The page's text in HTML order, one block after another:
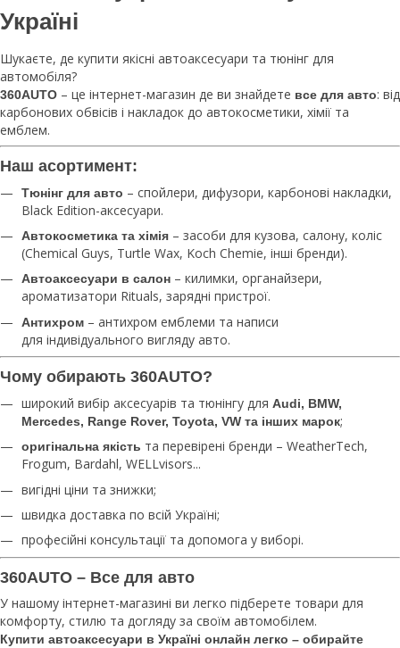
Україні
Шукаєте, де купити якісні автоаксесуари та тюнінг для
автомобіля?
360AUTO – це інтернет-магазин де ви знайдете все для авто: від
карбонових обвісів і накладок до автокосметики, хімії та
емблем.
Наш асортимент:
Тюнінг для авто – спойлери, дифузори, карбонові накладки,
Black Edition-аксесуари.
Автокосметика та хімія – засоби для кузова, салону, коліс
(Chemical Guys, Turtle Wax, Koch Chemie, інші бренди).
Автоаксесуари в салон – килимки, органайзери,
ароматизатори Rituals, зарядні пристрої.
Антихром – антихром емблеми та написи
для індивідуального вигляду авто.
Чому обирають 360AUTO?
широкий вибір аксесуарів та тюнінгу для Audi, BMW,
Mercedes, Range Rover, Toyota, VW та інших марок;
оригінальна якість та перевірені бренди – WeatherTech,
Frogum, Bardahl, WELLvisors...
вигідні ціни та знижки;
швидка доставка по всій Україні;
професійні консультації та допомога у виборі.
360AUTO – Все для авто
У нашому інтернет-магазині ви легко підберете товари для
комфорту, стилю та догляду за своїм автомобілем.
Купити автоаксесуари в Україні онлайн легко – обирайте